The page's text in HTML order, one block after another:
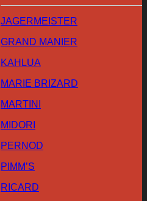
JAGERMEISTER
GRAND MANIER
KAHLUA
MARIE BRIZARD
MARTINI
MIDORI
PERNOD
PIMM’S
RICARD